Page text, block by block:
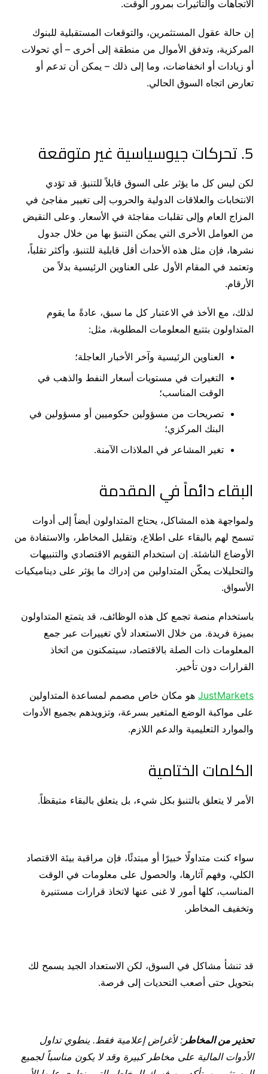
الاتجاهات والتأثيرات بمرور الوقت.
إن حالة عقول المستثمرين، والتوقعات المستقبلية للبنوك
المركزية، وتدفق الأموال من منطقة إلى أخرى – أي تحولات
أو زيادات أو انخفاضات، وما إلى ذلك – يمكن أن تدعم أو
تعارض اتجاه السوق الحالي.
5. تحركات جيوسياسية غير متوقعة
لكن ليس كل ما يؤثر على السوق قابلاً للتنبؤ. قد تؤدي
الانتخابات والعلاقات الدولية والحروب إلى تغيير مفاجئ في
المزاج العام وإلى تقلبات مفاجئة في الأسعار. وعلى النقيض
من العوامل الأخرى التي يمكن التنبؤ بها من خلال جدول
نشرها، فإن مثل هذه الأحداث أقل قابلية للتنبؤ، وأكثر تقلباً،
وتعتمد في المقام الأول على العناوين الرئيسية بدلاً من
الأرقام.
لذلك، مع الأخذ في الاعتبار كل ما سبق، عادةً ما يقوم
المتداولون بتتبع المعلومات المطلوبة، مثل:
العناوين الرئيسية وآخر الأخبار العاجلة؛
التغيرات في مستويات أسعار النفط والذهب في
الوقت المناسب؛
تصريحات من مسؤولين حكوميين أو مسؤولين في
البنك المركزي؛
تغير المشاعر في الملاذات الآمنة.
البقاء دائماً في المقدمة
ولمواجهة هذه المشاكل، يحتاج المتداولون أيضاً إلى أدوات
تسمح لهم بالبقاء على اطلاع، وتقليل المخاطر، والاستفادة من
الأوضاع الناشئة. إن استخدام التقويم الاقتصادي والتنبيهات
والتحليلات يمكّن المتداولين من إدراك ما يؤثر على ديناميكيات
الأسواق.
باستخدام منصة تجمع كل هذه الوظائف، قد يتمتع المتداولون
بميزة فريدة. من خلال الاستعداد لأي تغييرات عبر جمع
المعلومات ذات الصلة بالاقتصاد، سيتمكنون من اتخاذ
القرارات دون تأخير.
JustMarketsهو مكان خاص مصمم لمساعدة المتداولين
على مواكبة الوضع المتغير بسرعة، وتزويدهم بجميع الأدوات
والموارد التعليمية والدعم اللازم.
الكلمات الختامية
الأمر لا يتعلق بالتنبؤ بكل شيء، بل يتعلق بالبقاء متيقظاً.
سواء كنت متداولًا خبيرًا أو مبتدئًا، فإن مراقبة بيئة الاقتصاد
الكلي، وفهم آثارها، والحصول على معلومات في الوقت
المناسب، كلها أمور لا غنى عنها لاتخاذ قرارات مستنيرة
وتخفيف المخاطر.
قد تنشأ مشاكل في السوق، لكن الاستعداد الجيد يسمح لك
بتحويل حتى أصعب التحديات إلى فرصة.
تحذير من المخاطر : لأغراض إعلامية فقط. ينطوي تداول
الأدوات المالية على مخاطر كبيرة وقد لا يكون مناسباً لجميع